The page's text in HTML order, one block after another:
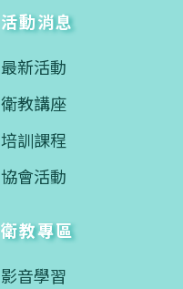
活動消息
最新活動
衛教講座
培訓課程
協會活動
衛教專區
影音學習